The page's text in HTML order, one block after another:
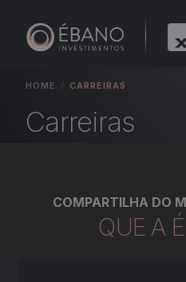
HOME CARREIRAS
Carreiras
COMPARTILHA DO
QUE A
A Ébano
Corporate